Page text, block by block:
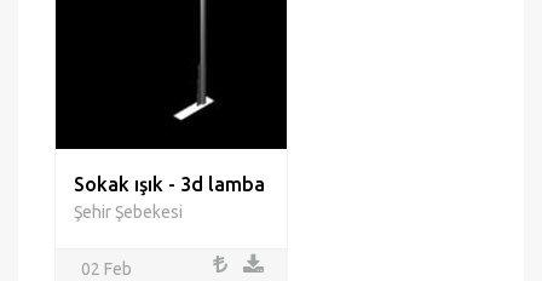
Sokak ışık - 3d lamba
Şehir Şebekesi
02 Feb